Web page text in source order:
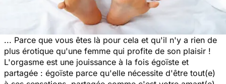
... Parce que vous êtes là pour cela et qu'il n'y a rien de
plus érotique qu'une femme qui profite de son plaisir !
L'orgasme est une jouissance à la fois égoïste et
partagée : égoïste parce qu'elle nécessite d'être tout(e)